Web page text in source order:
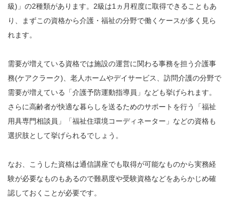
級)」の2種類があります。2級は1ヵ月程度に取得できることもあ
り、まずこの資格から介護・福祉の分野で働くケースが多く見ら
れます。
需要が増えている資格では施設の運営に関わる事務を担う介護事
務(ケアクラーク)、老人ホームやデイサービス、訪問介護の分野で
需要が増えている「介護予防運動指導員」なども挙げられます。
さらに高齢者が快適な暮らしを送るためのサポートを行う「福祉
用具専門相談員」「福祉住環境コーディネーター」などの資格も
選択肢として挙げられるでしょう。
なお、こうした資格は通信講座でも取得が可能なものから実務経
験が必要なものもあるので難易度や受験資格などをあらかじめ確
認しておくことが必要です。